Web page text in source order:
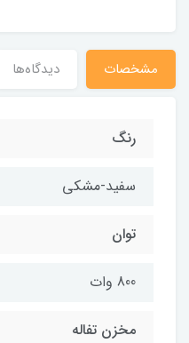
مشخصات دیدگاه‌ها
رنگ
سفید-مشکی
توان
800 وات
مخزن تفاله